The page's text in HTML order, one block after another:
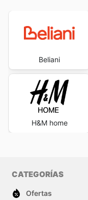
Beliani
H&M home
CATEGORÍAS
Ofertas